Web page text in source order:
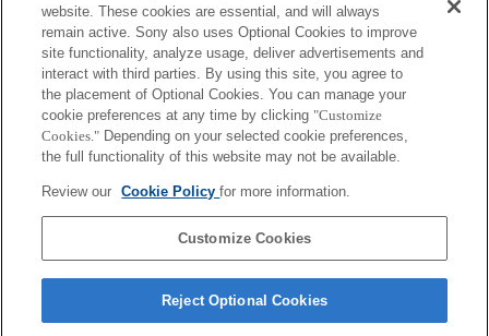
プレスリリース
ご利用条件
環境情報
クッキーポリシー
website. These cookies are essential, and will always
remain active. Sony also uses Optional Cookies to improve
site functionality, analyze usage, deliver advertisements and
interact with third parties. By using this site, you agree to
the placement of Optional Cookies. You can manage your
cookie preferences at any time by clicking "Customize
Cookies." Depending on your selected cookie preferences,
the full functionality of this website may not be available.
Review our Cookie Policyfor more information.
Customize Cookies
Reject Optional Cookies